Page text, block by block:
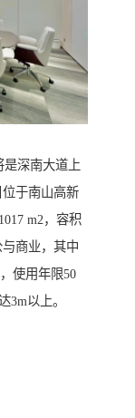
深南大道上
于南山高新
m2，容积
商业，其中
使用年限50
3m以上。